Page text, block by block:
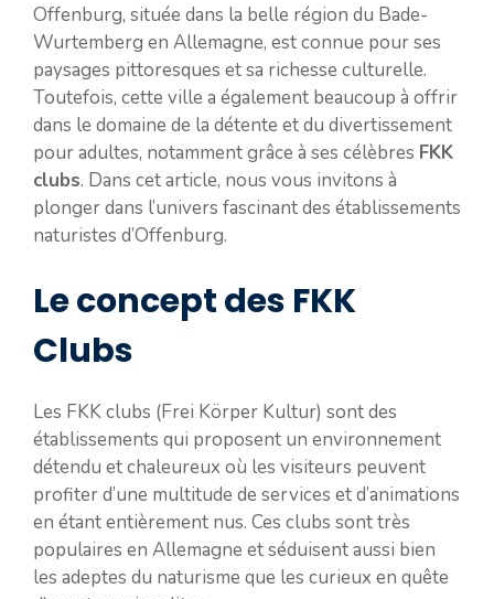
Offenburg, située dans la belle région du Bade-
Wurtemberg en Allemagne, est connue pour ses
paysages pittoresques et sa richesse culturelle.
Toutefois, cette ville a également beaucoup à offrir
dans le domaine de la détente et du divertissement
pour adultes, notamment grâce à ses célèbres FKK
clubs. Dans cet article, nous vous invitons à
plonger dans l’univers fascinant des établissements
naturistes d’Offenburg.
Le concept des FKK
Clubs
Les FKK clubs (Frei Körper Kultur) sont des
établissements qui proposent un environnement
détendu et chaleureux où les visiteurs peuvent
profiter d’une multitude de services et d’animations
en étant entièrement nus. Ces clubs sont très
populaires en Allemagne et séduisent aussi bien
les adeptes du naturisme que les curieux en quête